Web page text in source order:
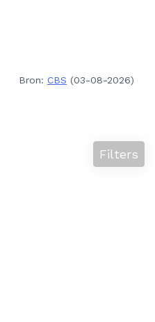
Bron: CBS (03-08-2026)
Filters